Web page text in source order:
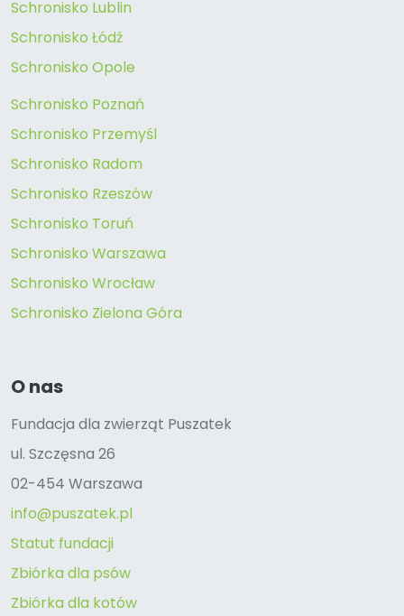
Schronisko Lublin
Schronisko Łódź
Schronisko Opole
Schronisko Poznań
Schronisko Przemyśl
Schronisko Radom
Schronisko Rzeszów
Schronisko Toruń
Schronisko Warszawa
Schronisko Wrocław
Schronisko Zielona Góra
O nas
Fundacja dla zwierząt Puszatek
ul. Szczęsna 26
02-454 Warszawa
info@puszatek.pl
Statut fundacji
Zbiórka dla psów
Zbiórka dla kotów